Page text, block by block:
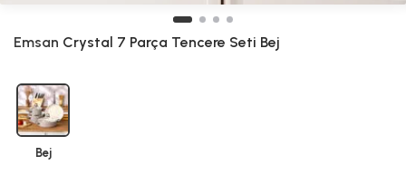
Emsan Crystal 7 Parça Tencere Seti Bej
Bej